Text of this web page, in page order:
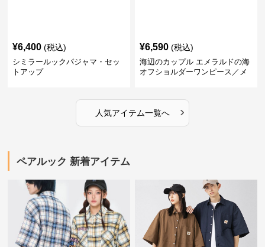
¥6,400 (税込)
シミラールックパジャマ・セッ
トアップ
¥6,590 (税込)
海辺のカップル エメラルドの海
オフショルダーワンピース／メ
人気アイテム一覧へ ›
ペアルック 新着アイテム